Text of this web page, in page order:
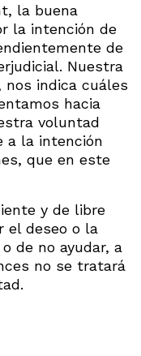
la buena
la intención de
de
Nuestra
nos indica cuáles
hacia
voluntad
a la intención
que en este
y de libre
el deseo o la
de no ayudar, a
no se tratará